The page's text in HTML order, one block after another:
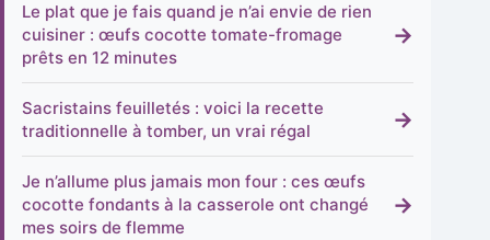
Le plat que je fais quand je n’ai envie de rien
cuisiner : œufs cocotte tomate-fromage
prêts en 12 minutes
→
Sacristains feuilletés : voici la recette
traditionnelle à tomber, un vrai régal
→
Je n’allume plus jamais mon four : ces œufs
cocotte fondants à la casserole ont changé
mes soirs de flemme
→